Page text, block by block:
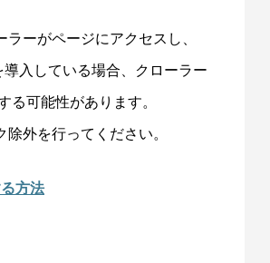
ーがページにアクセスし、
入している場合、クローラー
る可能性があります。
外を行ってください。
方法